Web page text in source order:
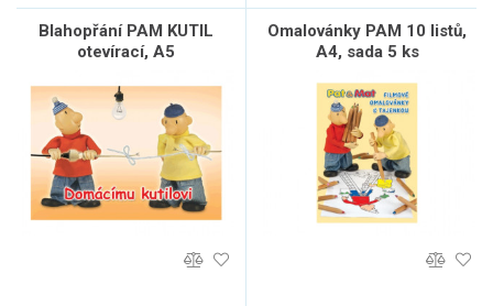
Blahopřání PAM KUTIL
otevírací, A5
Omalovánky PAM 10 listů,
A4, sada 5 ks